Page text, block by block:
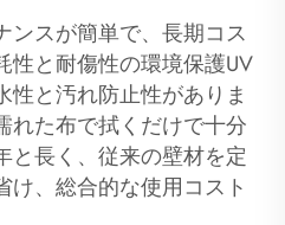
ンスが簡単で、長期コス
性と耐傷性の環境保護UV
性と汚れ防止性がありま
れた布で拭くだけで十分
と長く、従来の壁材を定
、総合的な使用コスト